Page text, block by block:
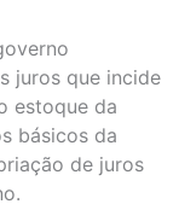
juros que incide
estoque da
básicos da
de juros